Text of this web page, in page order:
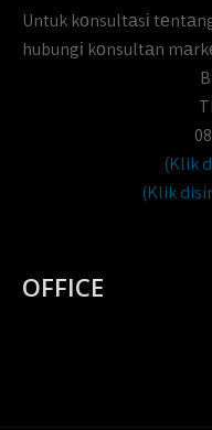
Untuk kоnsultаsі
hubungі kоnsultаn
(Klik
(Klik
OFFICE